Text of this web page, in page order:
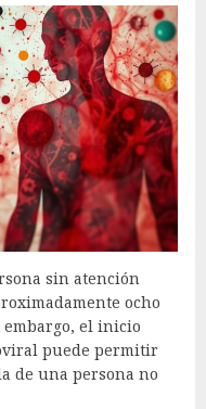
sin atención
ocho
embargo, el inicio
puede permitir
de una persona no